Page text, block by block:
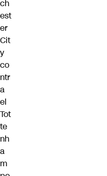
ch
est
er
Cit
y
co
ntr
a
el
Tot
te
nh
a
m